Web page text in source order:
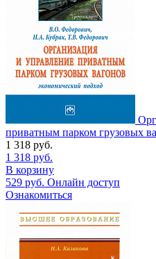
приватным парком грузовых
1 318 руб.
1 318 руб.
В корзину
529 руб. Онлайн доступ
Ознакомиться